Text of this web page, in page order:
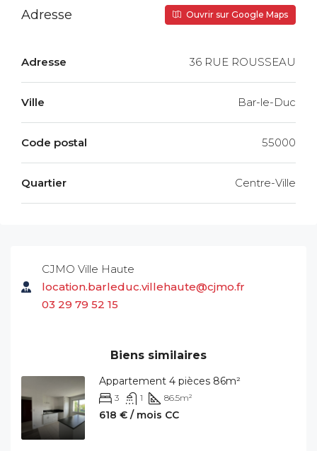
Adresse Ouvrir sur Google Maps
Adresse 36 RUE ROUSSEAU
Ville Bar-le-Duc
Code postal 55000
Quartier Centre-Ville
CJMO Ville Haute
location.barleduc.villehaute@cjmo.fr
03 29 79 52 15
Biens similaires
Appartement 4 pièces 86m²
3 1 86.5m²
618 € / mois CC